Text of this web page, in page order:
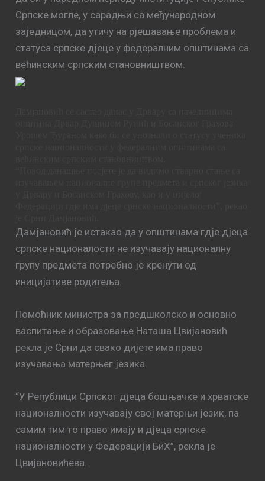
Српске могле, у сарадњи са међународном
заједницом, да утичу на рјешавање проблема и
статуса српске дјеце у федералним општинама са
већинским српским становништвом.
Дамјановић је истакао да у општинама гдје дјеца
српске националости не изучавају националну
групу предмета потребно је кренути од
иницијативе родитеља.
Помоћник министра за предшколско и основно
васпитање и образовање Наташа Цвијановић
рекла је Срни да свако дијете има право
изучавања матерњег језика.
“У Републици Српског дјеца бошњачке и хрватске
националности изучавају свој матерњи језик, па
самим тим то право имају и дјеца српске
националности у Федерацији БиХ”, рекла је
Цвијановићева.